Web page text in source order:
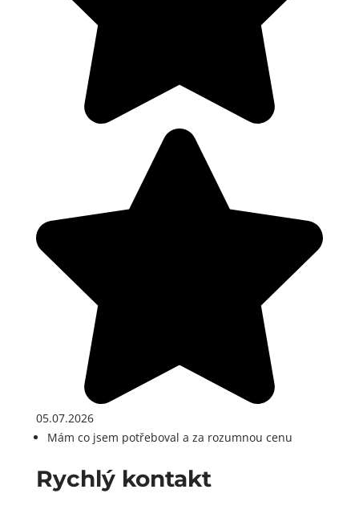
05.07.2026
Mám co jsem potřeboval a za rozumnou cenu
Rychlý kontakt